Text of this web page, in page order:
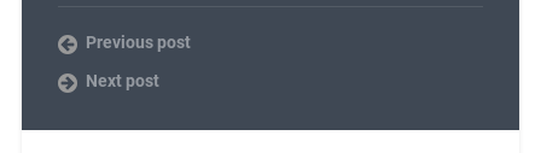
Previous post
Next post